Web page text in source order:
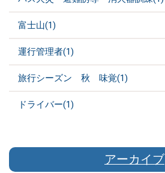
富士山(1)
運行管理者(1)
旅行シーズン 秋 味覚(1)
ドライバー(1)
アーカイブ